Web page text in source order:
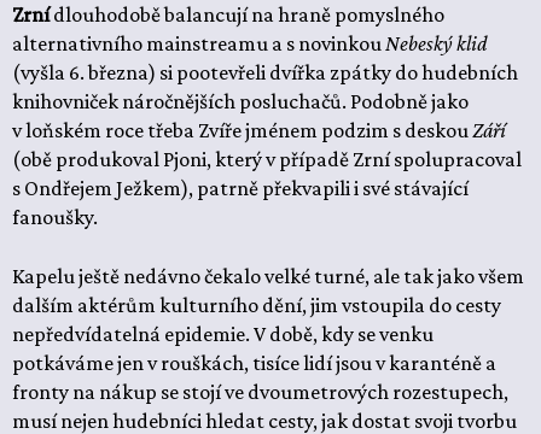
Zrnídlouhodobě balancují na hraně pomyslného
alternativního mainstreamu a s novinkou Nebeský klid
(vyšla 6. března) si pootevřeli dvířka zpátky do hudebních
knihovniček náročnějších posluchačů. Podobně jako
v loňském roce třeba Zvíře jménem podzim s deskou Září
(obě produkoval Pjoni, který v případě Zrní spolupracoval
s Ondřejem Ježkem), patrně překvapili i své stávající
fanoušky.
Kapelu ještě nedávno čekalo velké turné, ale tak jako všem
dalším aktérům kulturního dění, jim vstoupila do cesty
nepředvídatelná epidemie. V době, kdy se venku
potkáváme jen v rouškách, tisíce lidí jsou v karanténě a
fronty na nákup se stojí ve dvoumetrových rozestupech,
musí nejen hudebníci hledat cesty, jak dostat svoji tvorbu